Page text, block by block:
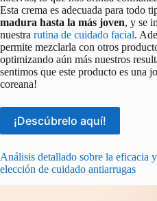
Esta crema es adecuada para todo
madura hasta la más joven, y se
nuestra rutina de cuidado facial.
permite mezclarla con otros
optimizando aún más nuestros
sentimos que este producto es una
coreana!
¡Descúbrelo aquí!
Análisis detallado sobre la eficacia
elección de cuidado antiarrugas